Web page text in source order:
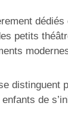
petits
de